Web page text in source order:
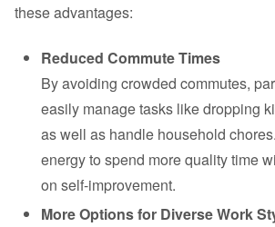
these advantages:
Reduced Commute Times
By avoiding crowded commutes,
easily manage tasks like dropping
as well as handle household
energy to spend more quality time
on self-improvement.
More Options for Diverse Work